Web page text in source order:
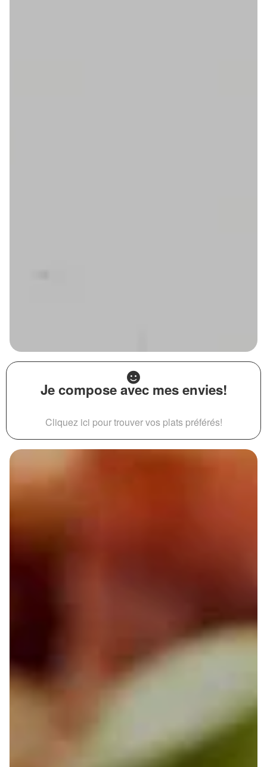
Je compose avec mes envies!
Cliquez ici pour trouver vos plats préférés!